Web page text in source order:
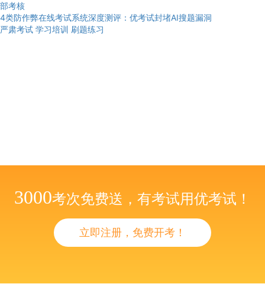
部考核
4类防作弊在线考试系统深度测评：优考试封堵AI搜题漏洞
严肃考试 学习培训 刷题练习
3000考次免费送，有考试用优考试！
立即注册，免费开考！